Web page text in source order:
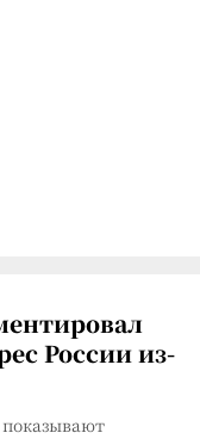
России из-